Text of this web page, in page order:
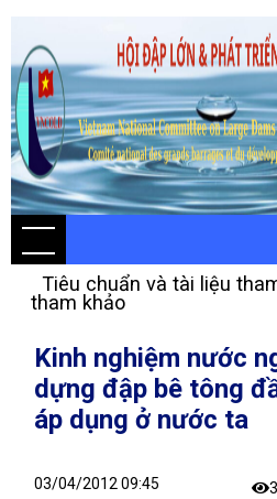
Tiêu chuẩn và tài liệu
tham khảo
Kinh nghiệm nước
dựng đập bê tông
áp dụng ở nước ta
03/04/2012 09:45